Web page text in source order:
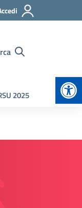
2025